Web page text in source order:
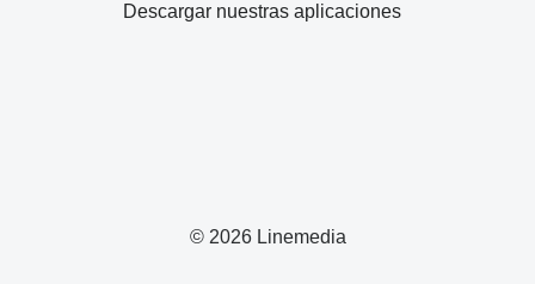
© 2026 Linemedia
Descargar nuestras aplicaciones